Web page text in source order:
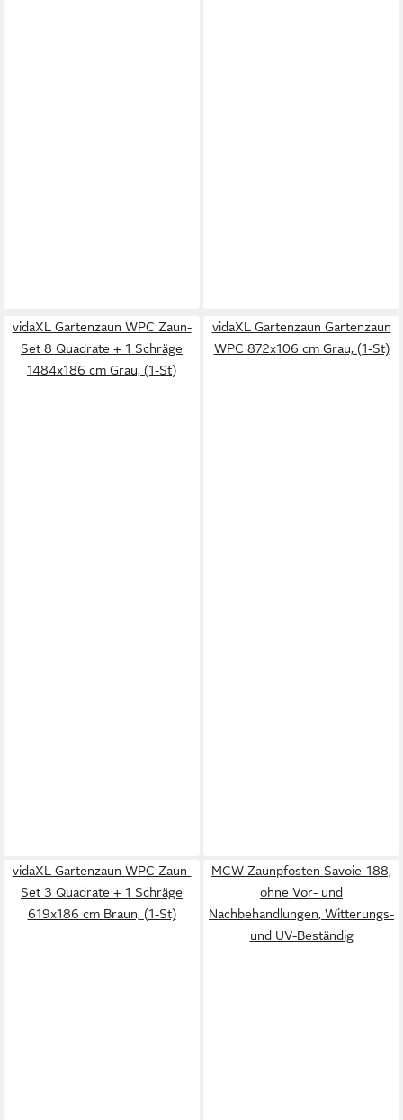
vidaXL Gartenzaun WPC Zaun-
Set 8 Quadrate + 1 Schräge
1484x186 cm Grau, (1-St)
vidaXL Gartenzaun Gartenzaun
WPC 872x106 cm Grau, (1-St)
vidaXL Gartenzaun WPC Zaun-
Set 3 Quadrate + 1 Schräge
619x186 cm Braun, (1-St)
MCW Zaunpfosten Savoie-188,
ohne Vor- und
Nachbehandlungen, Witterungs-
und UV-Beständig